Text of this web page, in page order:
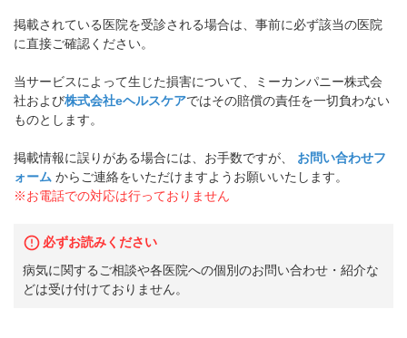
掲載されている医院を受診される場合は、事前に必ず該当の医院
に直接ご確認ください。
当サービスによって生じた損害について、ミーカンパニー株式会
社および株式会社eヘルスケアではその賠償の責任を一切負わない
ものとします。
掲載情報に誤りがある場合には、お手数ですが、
お問い合わせフ
ォーム からご連絡をいただけますようお願いいたします。
※お電話での対応は行っておりません
必ずお読みください
病気に関するご相談や各医院への個別のお問い合わせ・紹介な
どは受け付けておりません。